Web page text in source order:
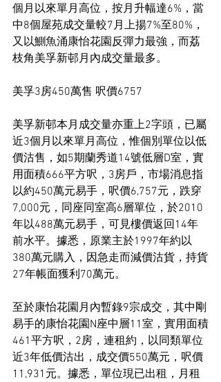
個月以來單月高位，按月升幅達6%，當
中8個屋苑成交量較7月上揚7%至80%，
又以鰂魚涌康怡花園反彈力最強，而荔
枝角美孚新邨月內成交量最多。
美孚3房450萬售 呎價6757
美孚新邨本月成交量亦重上2字頭，已屬
近3個月以來單月高位，惟個別單位以低
價沽售，如5期蘭秀道14號低層D室，實
用面積666平方呎，3房戶，市場消息指
以約450萬元易手，呎價6,757元，跌穿
7,000元，同座同室高6層單位，於2010
年以488萬元易手，可見樓價返回14年
前水平。據悉，原業主於1997年約以
380萬元購入，因急走而減價沽貨，持貨
27年帳面獲利70萬元。
至於康怡花園月內暫錄9宗成交，其中剛
易手的康怡花園N座中層11室，實用面積
461平方呎，2房，連租約，以同類單位
近3年低價沽出，成交價550萬元，呎價
11,931元。據悉，單位現已出租，月租